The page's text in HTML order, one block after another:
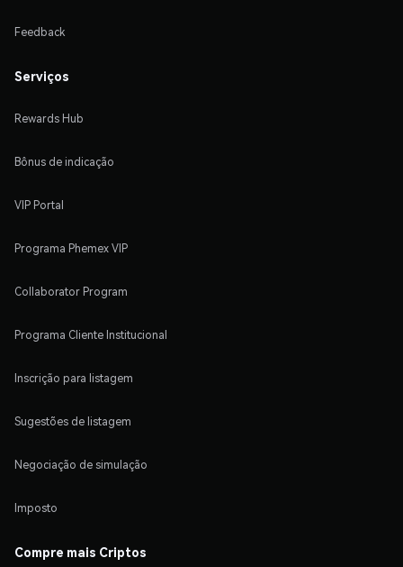
Feedback
Serviços
Rewards Hub
Bônus de indicação
VIP Portal
Programa Phemex VIP
Collaborator Program
Programa Cliente Institucional
Inscrição para listagem
Sugestões de listagem
Negociação de simulação
Imposto
Compre mais Criptos